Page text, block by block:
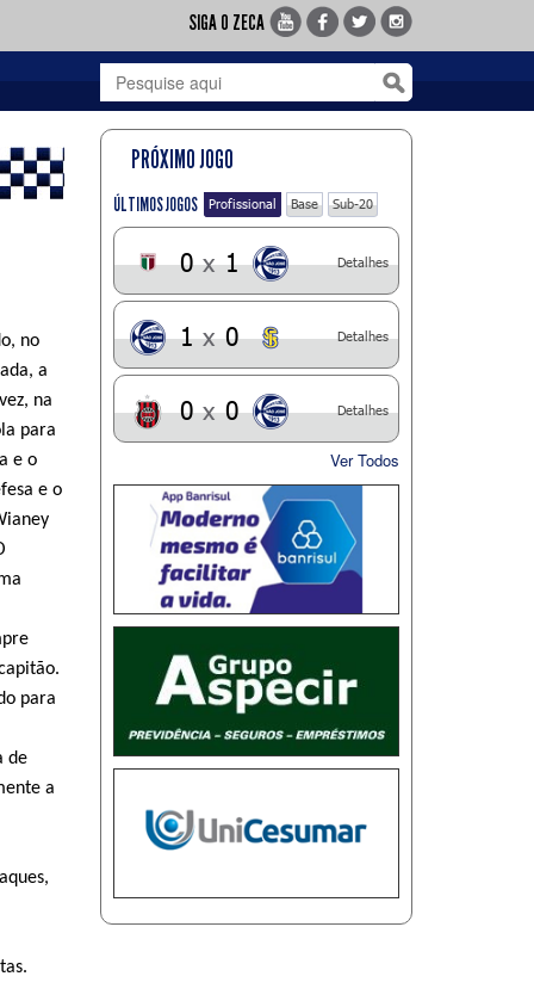
SIGA O ZECA
no
a
na
para
e o
e o
para
de
a
PRÓXIMO JOGO
ÚLTIMOS JOGOS Profissional Base Sub-20
0 x 1 Detalhes
1 x 0 Detalhes
0 x 0 Detalhes
Ver Todos